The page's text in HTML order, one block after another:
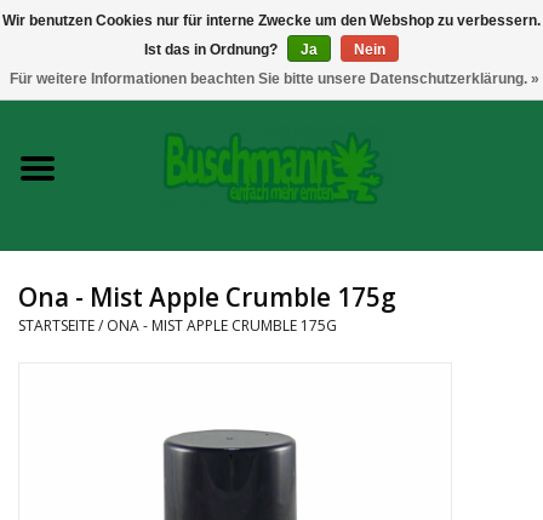
Growshop
Messtechnik
Headshop
CBD und Hanfextrakte
Ona - Mist Apple Crumble 175g
STARTSEITE/ ONA - MIST APPLE CRUMBLE 175G
Wir benutzen Cookies nur für interne Zwecke um den Webshop zu verbessern.
Ist das in Ordnung?
Ja
Nein
Für weitere Informationen beachten Sie bitte unsere Datenschutzerklärung. »